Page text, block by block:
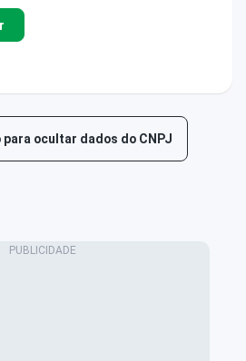
ocultar dados do CNPJ